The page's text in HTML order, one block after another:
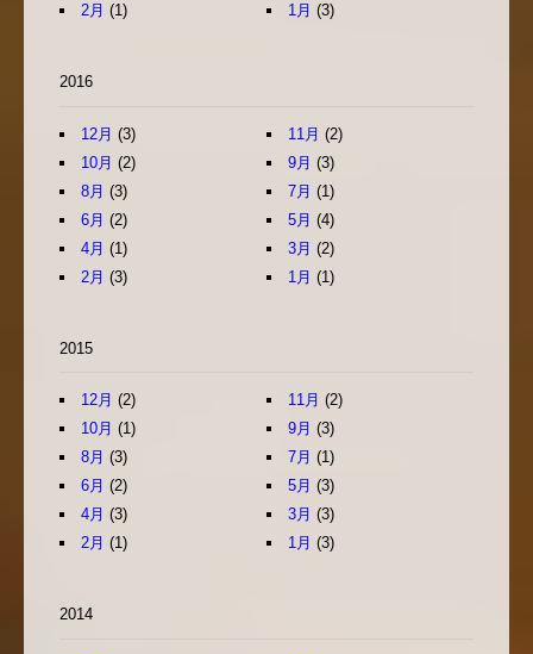
2月 (1) 1月 (3)
2016
12月 (3) 11月 (2)
10月 (2) 9月 (3)
8月 (3) 7月 (1)
6月 (2) 5月 (4)
4月 (1) 3月 (2)
2月 (3) 1月 (1)
2015
12月 (2) 11月 (2)
10月 (1) 9月 (3)
8月 (3) 7月 (1)
6月 (2) 5月 (3)
4月 (3) 3月 (3)
2月 (1) 1月 (3)
2014